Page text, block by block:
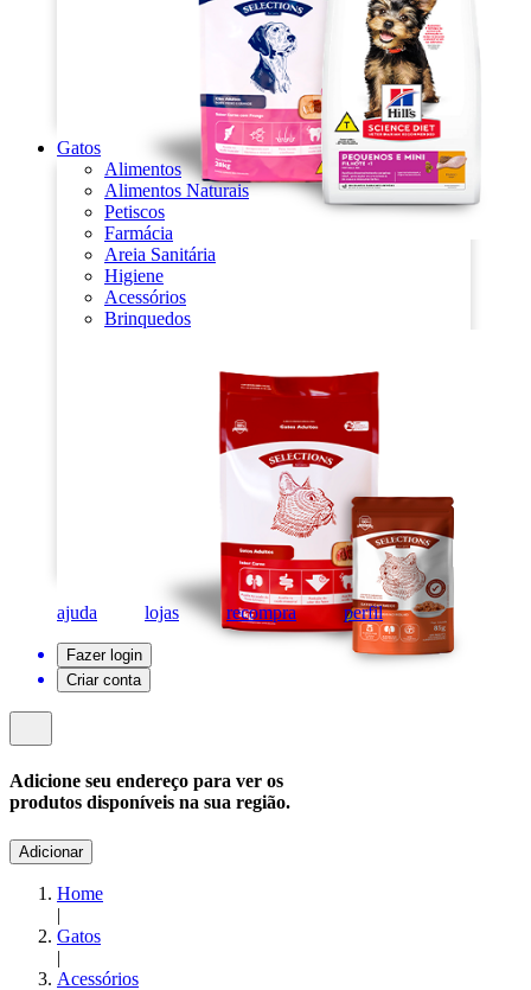
Gatos
Alimentos
Alimentos Naturais
Petiscos
Farmácia
Areia Sanitária
Higiene
Acessórios
Brinquedos
ajuda lojas recompra perfil
Fazer login
Criar conta
Adicione seu endereço para ver os
produtos disponíveis na sua região.
Adicionar
Home
|
Gatos
|
Acessórios